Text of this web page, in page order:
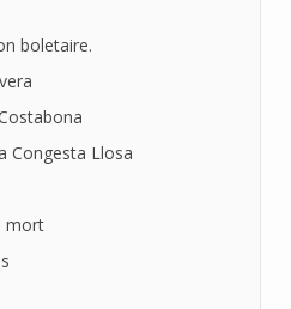
boletaire.
Congesta Llosa
mort